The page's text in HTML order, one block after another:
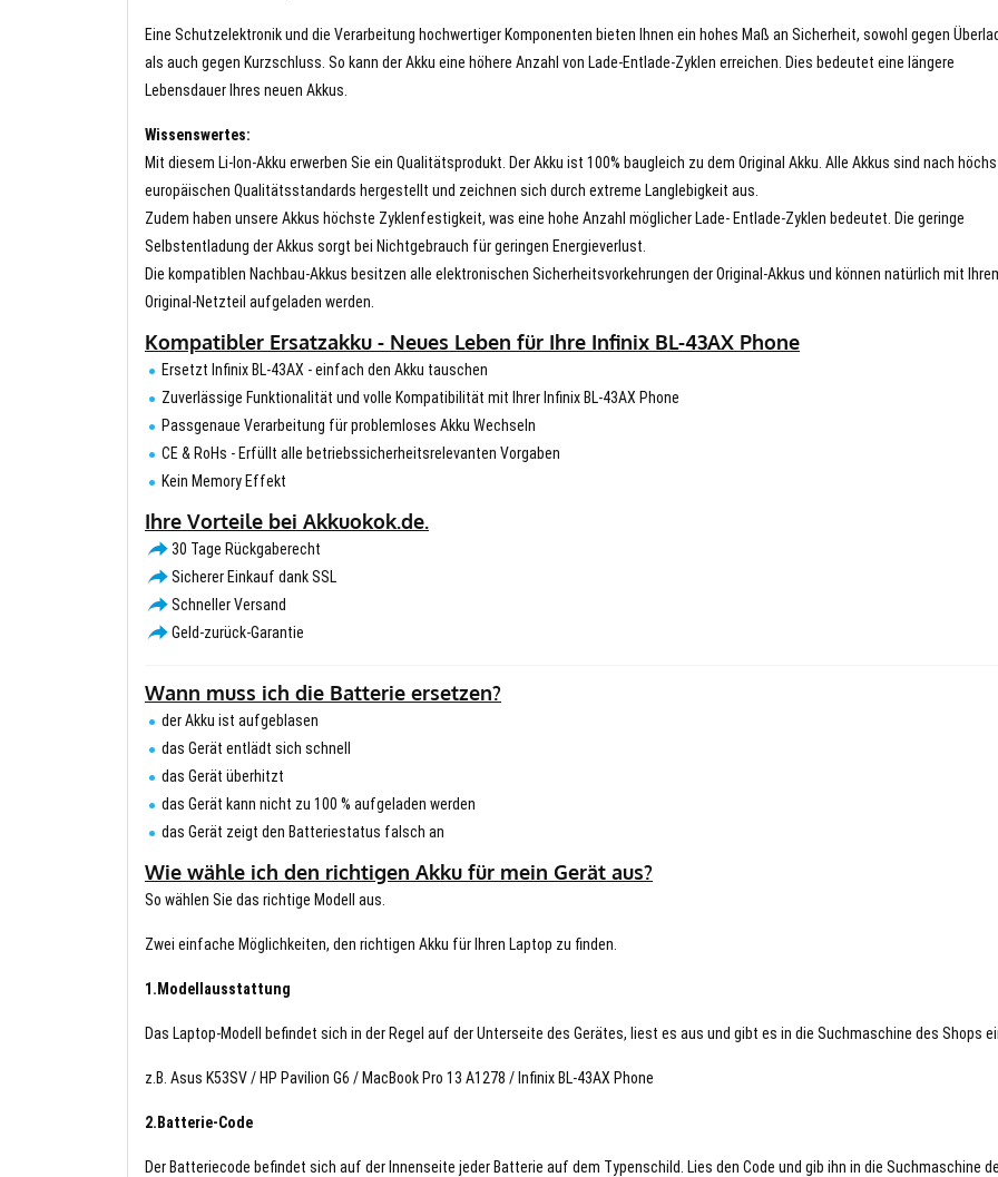
Eine Schutzelektronik und die Verarbeitung hochwertiger Komponenten bieten Ihnen ein hohes Maß an Sicherheit, sowohl gegen
als auch gegen Kurzschluss. So kann der Akku eine höhere Anzahl von Lade-Entlade-Zyklen erreichen. Dies bedeutet eine längere
Lebensdauer Ihres neuen Akkus.
Wissenswertes:
Mit diesem Li-Ion-Akku erwerben Sie ein Qualitätsprodukt. Der Akku ist 100% baugleich zu dem Original Akku. Alle Akkus sind nach
europäischen Qualitätsstandards hergestellt und zeichnen sich durch extreme Langlebigkeit aus.
Zudem haben unsere Akkus höchste Zyklenfestigkeit, was eine hohe Anzahl möglicher Lade- Entlade-Zyklen bedeutet. Die geringe
Selbstentladung der Akkus sorgt bei Nichtgebrauch für geringen Energieverlust.
Die kompatiblen Nachbau-Akkus besitzen alle elektronischen Sicherheitsvorkehrungen der Original-Akkus und können natürlich mit
Original-Netzteil aufgeladen werden.
Kompatibler Ersatzakku - Neues Leben für Ihre Infinix BL-43AX Phone
Ersetzt Infinix BL-43AX - einfach den Akku tauschen
Zuverlässige Funktionalität und volle Kompatibilität mit Ihrer Infinix BL-43AX Phone
Passgenaue Verarbeitung für problemloses Akku Wechseln
CE & RoHs - Erfüllt alle betriebssicherheitsrelevanten Vorgaben
Kein Memory Effekt
Ihre Vorteile bei Akkuokok.de.
30 Tage Rückgaberecht
Sicherer Einkauf dank SSL
Schneller Versand
Geld-zurück-Garantie
Wann muss ich die Batterie ersetzen?
der Akku ist aufgeblasen
das Gerät entlädt sich schnell
das Gerät überhitzt
das Gerät kann nicht zu 100 % aufgeladen werden
das Gerät zeigt den Batteriestatus falsch an
Wie wähle ich den richtigen Akku für mein Gerät aus?
So wählen Sie das richtige Modell aus.
Zwei einfache Möglichkeiten, den richtigen Akku für Ihren Laptop zu finden.
1.Modellausstattung
Das Laptop-Modell befindet sich in der Regel auf der Unterseite des Gerätes, liest es aus und gibt es in die Suchmaschine des Shops
z.B. Asus K53SV / HP Pavilion G6 / MacBook Pro 13 A1278 / Infinix BL-43AX Phone
2.Batterie-Code
Der Batteriecode befindet sich auf der Innenseite jeder Batterie auf dem Typenschild. Lies den Code und gib ihn in die Suchmaschine